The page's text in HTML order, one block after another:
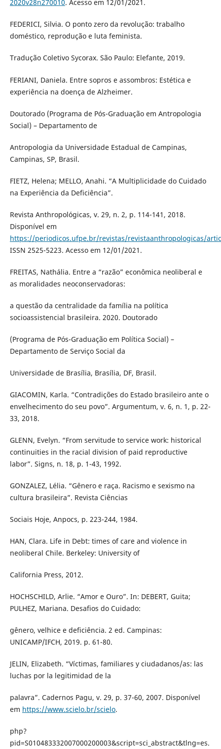
2020v28n270010. Acesso em 12/01/2021.
FEDERICI, Silvia. O ponto zero da revolução: trabalho
doméstico, reprodução e luta feminista.
Tradução Coletivo Sycorax. São Paulo: Elefante, 2019.
FERIANI, Daniela. Entre sopros e assombros: Estética e
experiência na doença de Alzheimer.
Doutorado (Programa de Pós-Graduação em Antropologia
Social) – Departamento de
Antropologia da Universidade Estadual de Campinas,
Campinas, SP, Brasil.
FIETZ, Helena; MELLO, Anahi. “A Multiplicidade do Cuidado
na Experiência da Deficiência”.
Revista Anthropológicas, v. 29, n. 2, p. 114-141, 2018.
Disponível em
https://periodicos.ufpe.br/revistas/revistaanthropologicas/
ISSN 2525-5223. Acesso em 12/01/2021.
FREITAS, Nathália. Entre a “razão” econômica neoliberal e
as moralidades neoconservadoras:
a questão da centralidade da família na política
socioassistencial brasileira. 2020. Doutorado
(Programa de Pós-Graduação em Política Social) –
Departamento de Serviço Social da
Universidade de Brasília, Brasília, DF, Brasil.
GIACOMIN, Karla. “Contradições do Estado brasileiro ante o
envelhecimento do seu povo”. Argumentum, v. 6, n. 1, p. 22-
33, 2018.
GLENN, Evelyn. “From servitude to service work: historical
continuities in the racial division of paid reproductive
labor”. Signs, n. 18, p. 1-43, 1992.
GONZALEZ, Lélia. “Gênero e raça. Racismo e sexismo na
cultura brasileira”. Revista Ciências
Sociais Hoje, Anpocs, p. 223-244, 1984.
HAN, Clara. Life in Debt: times of care and violence in
neoliberal Chile. Berkeley: University of
California Press, 2012.
HOCHSCHILD, Arlie. “Amor e Ouro”. In: DEBERT, Guita;
PULHEZ, Mariana. Desafios do Cuidado:
gênero, velhice e deficiência. 2 ed. Campinas:
UNICAMP/IFCH, 2019. p. 61-80.
JELIN, Elizabeth. “Víctimas, familiares y ciudadanos/as: las
luchas por la legitimidad de la
palavra”. Cadernos Pagu, v. 29, p. 37-60, 2007. Disponível
em https://www.scielo.br/scielo.
php?
pid=S010483332007000200003&script=sci_abstract&tlng=es.